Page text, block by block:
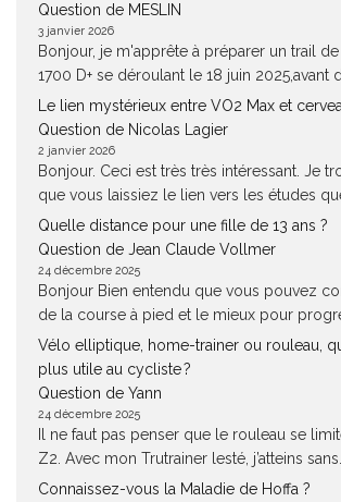
Question de MESLIN
3 janvier 2026
Bonjour, je m'apprête à préparer un trail
1700 D+ se déroulant le 18 juin 2025,avant
Le lien mystérieux entre VO2 Max et
Question de Nicolas Lagier
2 janvier 2026
Bonjour. Ceci est très très intéressant. Je
que vous laissiez le lien vers les études
Quelle distance pour une fille de 13 ans ?
Question de Jean Claude Vollmer
24 décembre 2025
Bonjour Bien entendu que vous pouvez
de la course à pied et le mieux pour
Vélo elliptique, home-trainer ou rouleau,
plus utile au cycliste ?
Question de Yann
24 décembre 2025
Il ne faut pas penser que le rouleau se
Z2. Avec mon Trutrainer lesté, j’atteins sans...
Connaissez-vous la Maladie de Hoffa ?